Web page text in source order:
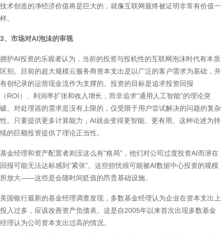
技术创造的净经济价值将是巨大的，就像互联网最终被证明非常有价值一
样。
3、市场对AI泡沫的审视
拥护AI投资的乐观者认为，当前的投资与投机性的互联网泡沫时代有本质
区别。目前的超大规模云服务商资本支出是以广泛的客户需求为基础，并
有创纪录的运营现金流作为支撑的。投资的目标是追求投资回报
（ROI）、利润率扩张和收入增长，而非追求“通用人工智能”的理论突
破。对处理器的需求是没有上限的，仅受限于用户尝试解决的问题的复杂
性。只要提供更多计算能力，AI就会变得更智能、更有用。这种论述为持
续的巨额投资提供了理论正当性。
基金经理和资产配置者则没这么有“格局”，他们对公司过度投资AI而潜在
回报可能无法达标感到“紧张”。这些担忧很可能被AI数据中心投资的规模
所放大——这些是会随时间贬值的昂贵基础设施。
美国银行最新的基金经理调查发现，多数基金经理认为企业在资本支出上
投入过多，应该改善资产负债表。这是自2005年以来首次出现多数基金
经理认为公司资本支出过高的情况。